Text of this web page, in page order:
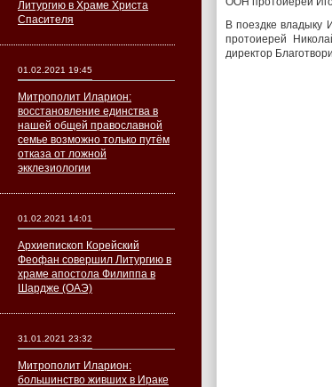
В поездке владыку
протоиерей
директор
Литургию в Храме Христа
Спасителя
01.02.2021 19:45
Митрополит Иларион:
восстановление единства в
нашей общей православной
семье возможно только путём
отказа от ложной
экклезиологии
01.02.2021 14:01
Архиепископ Корейский
Феофан совершил Литургию в
храме апостола Филиппа в
Шардже (ОАЭ)
31.01.2021 23:32
Митрополит Иларион:
большинство живших в Ираке